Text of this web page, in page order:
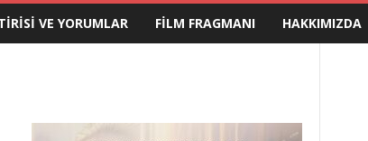
VE YORUMLAR FILM FRAGMANI HAKKIMIZDA